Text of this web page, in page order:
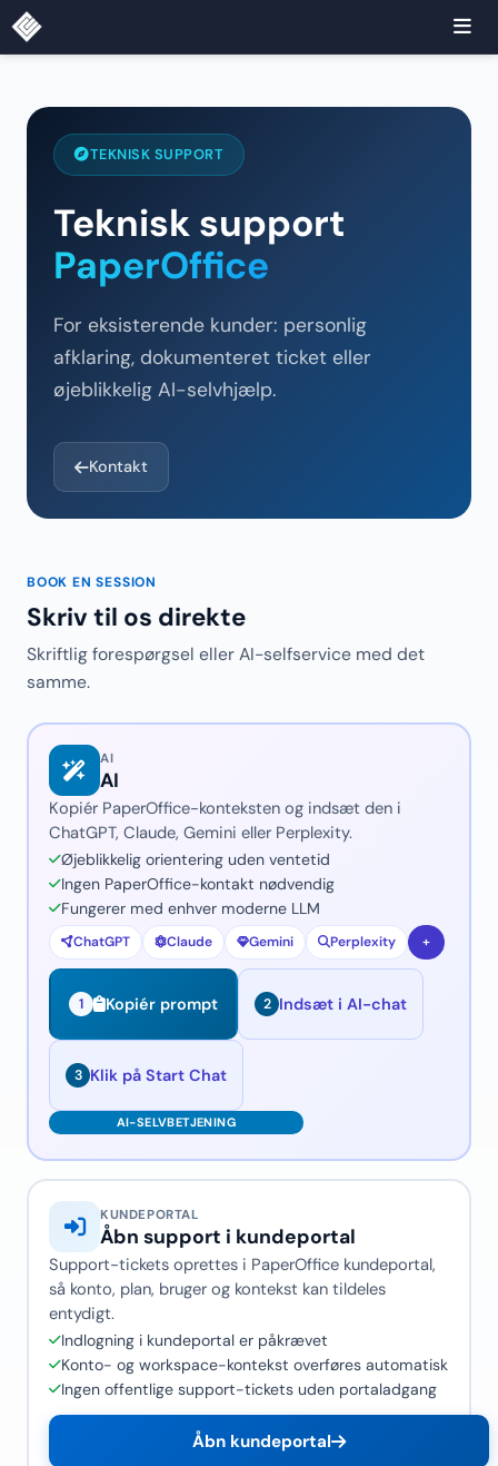
TEKNISK SUPPORT
Teknisk support
PaperOffice
For eksisterende kunder: personlig
afklaring, dokumenteret ticket eller
øjeblikkelig AI-selvhjælp.
Kontakt
BOOK EN SESSION
Skriv til os direkte
Skriftlig forespørgsel eller AI-selfservice med det
samme.
AI
AI
Kopiér PaperOffice-konteksten og indsæt den i
ChatGPT, Claude, Gemini eller Perplexity.
Øjeblikkelig orientering uden ventetid
Ingen PaperOffice-kontakt nødvendig
Fungerer med enhver moderne LLM
ChatGPT Claude Gemini Perplexity +
1 Kopiér prompt 2 Indsæt i AI-chat
3 Klik på Start Chat
KUNDEPORTAL
Åbn support i kundeportal
Support-tickets oprettes i PaperOffice kundeportal,
så konto, plan, bruger og kontekst kan tildeles
entydigt.
Indlogning i kundeportal er påkrævet
Konto- og workspace-kontekst overføres automatisk
Ingen offentlige support-tickets uden portaladgang
Åbn kundeportal